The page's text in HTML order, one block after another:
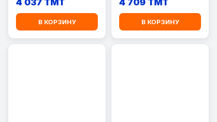
4 037 TMT
В КОРЗИНУ
4 709 TMT
В КОРЗИНУ